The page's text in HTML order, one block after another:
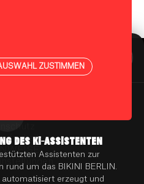
DES KI-ASSISTENTEN
Assistenten zur
rund um das BIKINI BERLIN.
erzeugt und
ZUSTIMMEN